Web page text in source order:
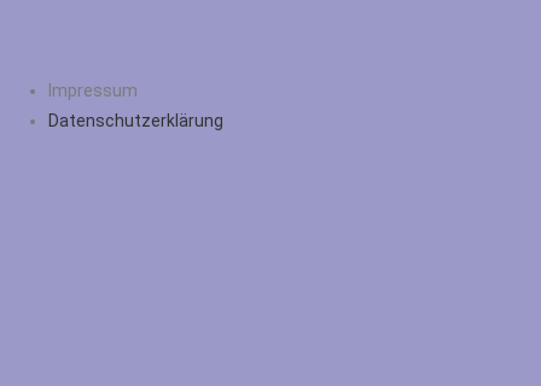
Impressum
Datenschutzerklärung